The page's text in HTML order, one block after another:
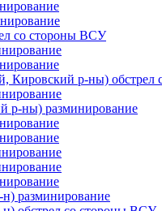
со стороны ВСУ
Кировский р-ны)
р-ны) разминирование
разминирование